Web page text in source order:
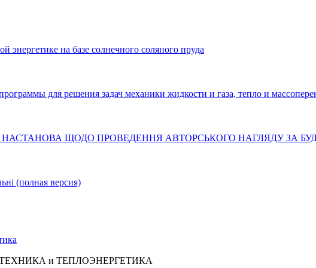
энергетике на базе солнечного соляного пруда
для решения задач механики жидкости и газа, тепло и
НАСТАНОВА ЩОДО ПРОВЕДЕННЯ АВТОРСЬКОГО НАГЛЯДУ ЗА
(полная версия)
и ТЕПЛОЭНЕРГЕТИКА